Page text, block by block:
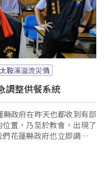
鞍溪溢流災情
調整供餐系統
政府在昨天也都收到有部
置，乃至於教會，出現了
花蓮縣政府也立即調整供
系統，2...。